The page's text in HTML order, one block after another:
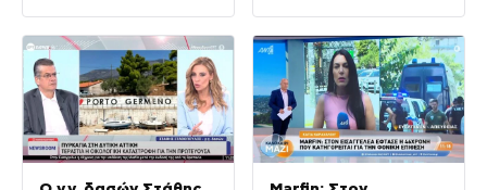
Θεσσαλονίκη»